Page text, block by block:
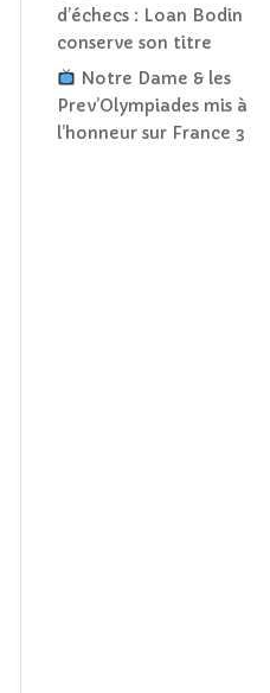
d’échecs : Loan Bodin
conserve son titre
Notre Dame & les
Prev’Olympiades mis à
l’honneur sur France 3